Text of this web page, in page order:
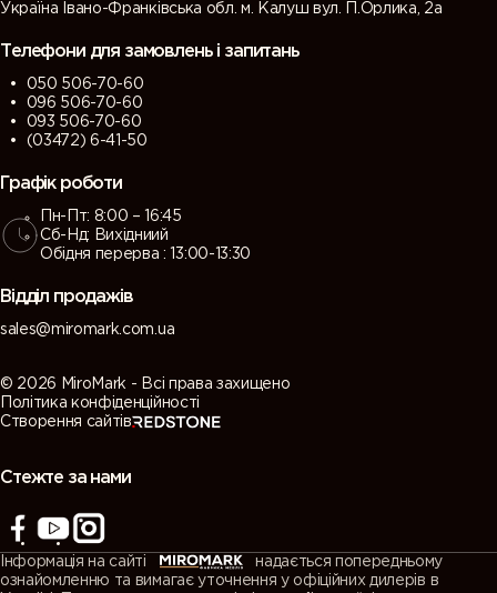
Україна Івано-Франківська обл. м. Калуш вул. П.Орлика, 2а
Телефони для замовлень і запитань
050 506-70-60
096 506-70-60
093 506-70-60
(03472) 6-41-50
Графік роботи
Пн-Пт: 8:00 – 16:45
Сб-Нд: Вихідниий
Обідня перерва : 13:00-13:30
Відділ продажів
sales@miromark.com.ua
© 2026 MiroMark - Всі права захищено
Політика конфіденційності
Створення сайтів
Стежте за нами
Інформація на сайті
надається попередньому
ознайомленню та вимагає уточнення у офіційних дилерів в